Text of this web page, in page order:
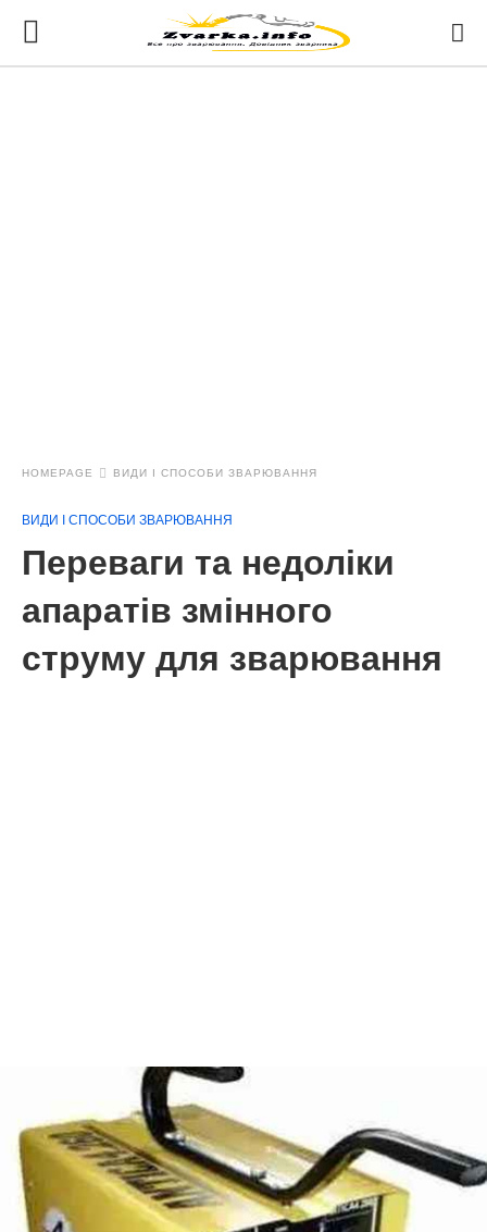
HOMEPAGE ВИДИ І СПОСОБИ ЗВАРЮВАННЯ
ВИДИ І СПОСОБИ ЗВАРЮВАННЯ
Переваги та недоліки
апаратів змінного
струму для зварювання